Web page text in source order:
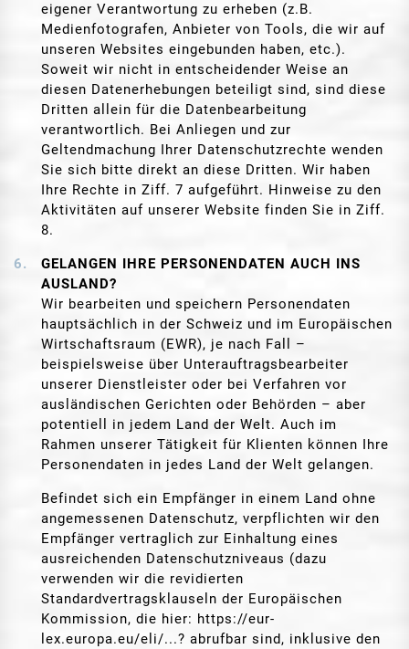
eigener Verantwortung zu erheben (z.B.
Medienfotografen, Anbieter von Tools, die wir auf
unseren Websites eingebunden haben, etc.).
Soweit wir nicht in entscheidender Weise an
diesen Datenerhebungen beteiligt sind, sind diese
Dritten allein für die Datenbearbeitung
verantwortlich. Bei Anliegen und zur
Geltendmachung Ihrer Datenschutzrechte wenden
Sie sich bitte direkt an diese Dritten. Wir haben
Ihre Rechte in Ziff. 7 aufgeführt. Hinweise zu den
Aktivitäten auf unserer Website finden Sie in Ziff.
8.
GELANGEN IHRE PERSONENDATEN AUCH INS
AUSLAND?
Wir bearbeiten und speichern Personendaten
hauptsächlich in der Schweiz und im Europäischen
Wirtschaftsraum (EWR), je nach Fall –
beispielsweise über Unterauftragsbearbeiter
unserer Dienstleister oder bei Verfahren vor
ausländischen Gerichten oder Behörden – aber
potentiell in jedem Land der Welt. Auch im
Rahmen unserer Tätigkeit für Klienten können Ihre
Personendaten in jedes Land der Welt gelangen.
Befindet sich ein Empfänger in einem Land ohne
angemessenen Datenschutz, verpflichten wir den
Empfänger vertraglich zur Einhaltung eines
ausreichenden Datenschutzniveaus (dazu
verwenden wir die revidierten
Standardvertragsklauseln der Europäischen
Kommission, die hier: https://eur-
lex.europa.eu/eli/...? abrufbar sind, inklusive den